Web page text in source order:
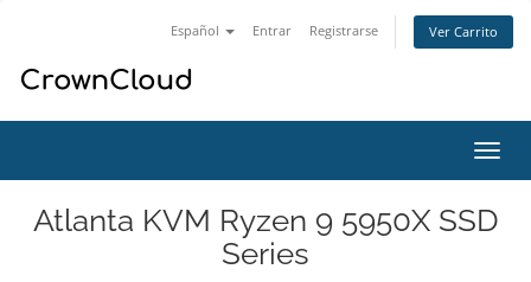
Español Entrar Registrarse Ver Carrito
Atlanta KVM Ryzen 9 5950X SSD
Series